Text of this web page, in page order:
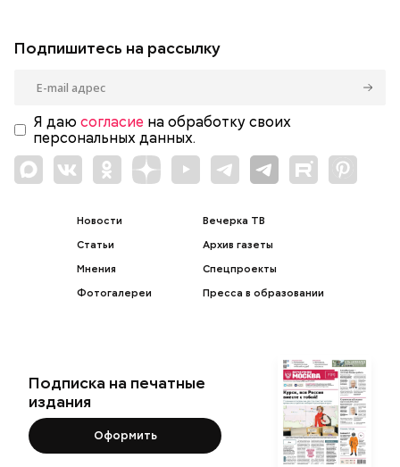
Подпишитесь на рассылку
Я даю согласие на обработку своих
персональных данных.
Новости
Статьи
Мнения
Фотогалереи
Вечерка ТВ
Архив газеты
Спецпроекты
Пресса в образовании
Подписка на печатные
издания
Оформить